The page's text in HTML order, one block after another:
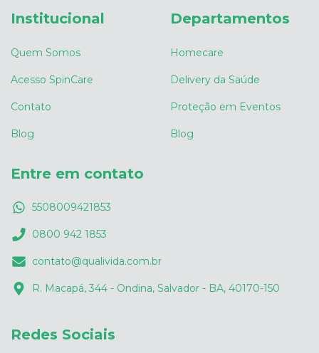
Institucional
Quem Somos
Acesso SpinCare
Contato
Blog
Departamentos
Homecare
Delivery da Saúde
Proteção em Eventos
Blog
Entre em contato
5508009421853
0800 942 1853
contato@qualivida.com.br
R. Macapá, 344 - Ondina, Salvador - BA, 40170-150
Redes Sociais